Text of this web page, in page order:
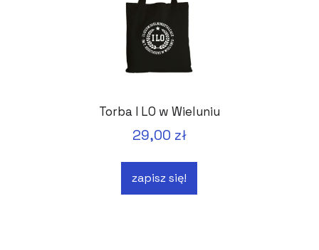
Torba I LO w Wieluniu
29,00 zł
zapisz się!